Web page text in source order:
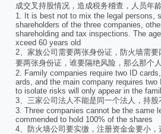
成交叉持股情况，造成税务稽查，人员年
1. It is best not to mix the legal persons,
shareholders of the three companies,
shareholding and tax inspections. The
xceed 60 years old
2、家族公司需要两张身份证，防火墙需
要两张身份证，谁要隔绝风险，那么那个
2. Family companies require two ID
ards, and the main company requires two
to isolate risks will only appear in the
3、三家公司法人不能是同一个法人，持股
3. Three companies cannot be the same
commended to hold 100% of the shares
4、防火墙公司要实缴，注册资金金要小